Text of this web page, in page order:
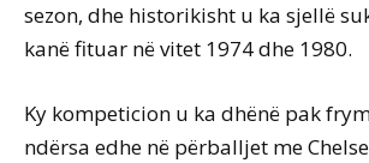
sezon, dhe historikisht u ka sjellë
kanë fituar në vitet 1974 dhe 1980.
Ky kompeticion u ka dhënë pak
ndërsa edhe në përballjet me